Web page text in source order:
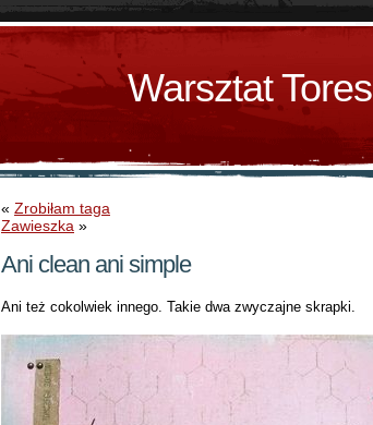
Warsztat Tores
« Zrobiłam taga
Zawieszka »
Ani clean ani simple
Ani też cokolwiek innego. Takie dwa zwyczajne skrapki.